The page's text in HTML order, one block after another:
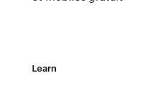
Learn